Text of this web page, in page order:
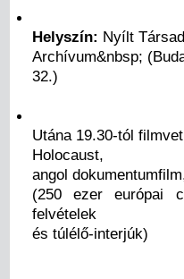
Helyszín: Nyílt
Archívum&nbsp;
32.)
Utána 19.30-tól
Holocaust,
angol
(250 ezer európai
felvételek
és túlélő-interjúk)